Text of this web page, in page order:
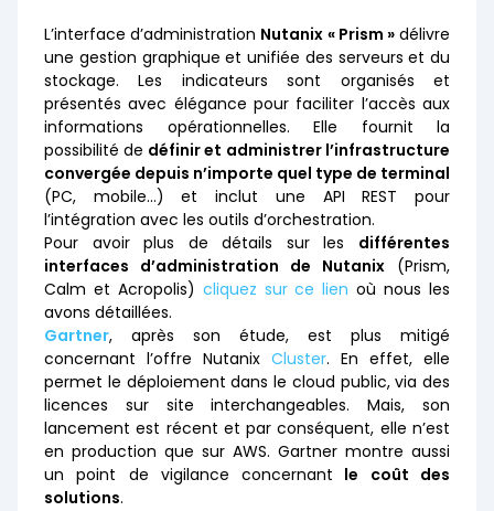
L’interface d’administration Nutanix « Prism »délivre
une gestion graphique et unifiée des serveurs et du
stockage. Les indicateurs sont organisés et
présentés avec élégance pour faciliter l’accès aux
informations opérationnelles. Elle fournit la
possibilité de définir et administrer l’infrastructure
convergée depuis n’importe quel type de terminal
(PC, mobile…) et inclut une API REST pour
l’intégration avec les outils d’orchestration.
Pour avoir plus de détails sur les différentes
interfaces d’administration de Nutanix (Prism,
Calm et Acropolis) cliquez sur ce lien où nous les
avons détaillées.
Gartner, après son étude, est plus mitigé
concernant l’offre Nutanix Cluster. En effet, elle
permet le déploiement dans le cloud public, via des
licences sur site interchangeables. Mais, son
lancement est récent et par conséquent, elle n’est
en production que sur AWS. Gartner montre aussi
un point de vigilance concernant le coût des
solutions.